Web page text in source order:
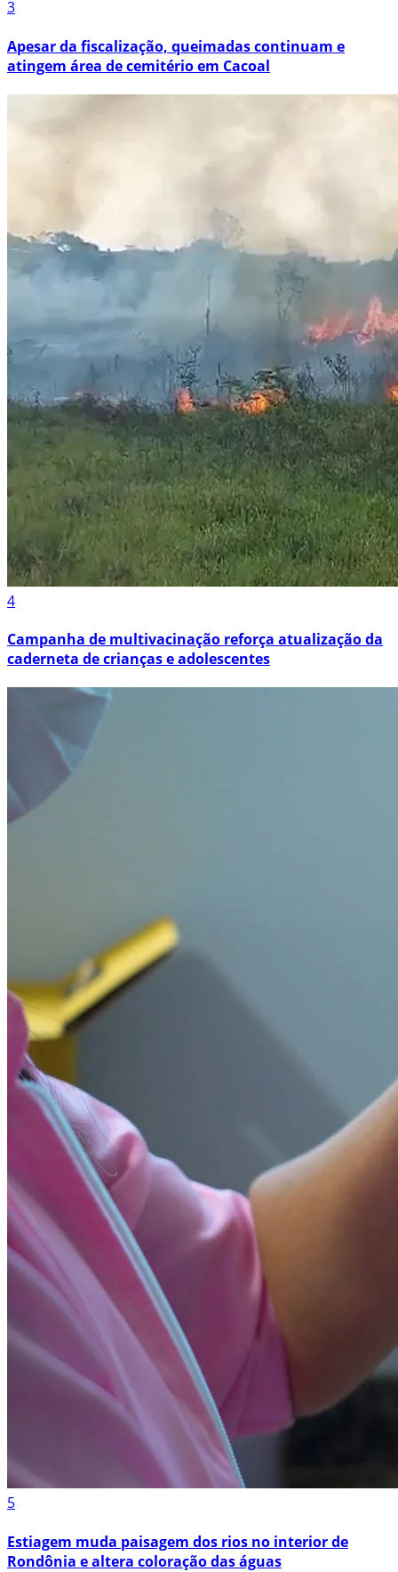
3
Apesar da fiscalização, queimadas continuam e
atingem área de cemitério em Cacoal
4
Campanha de multivacinação reforça atualização da
caderneta de crianças e adolescentes
5
Estiagem muda paisagem dos rios no interior de
Rondônia e altera coloração das águas